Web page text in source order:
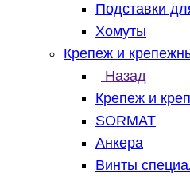
Подставки
Хомуты
Крепеж и
Назад
Крепеж и
SORMAT
Анкера
Винты